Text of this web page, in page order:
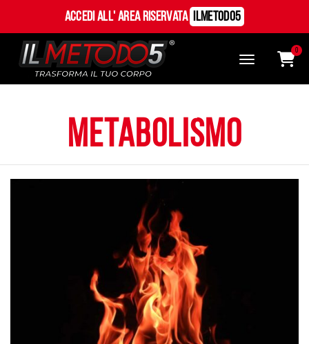
Accedi all' Area Riservata ILMetodo5
0
metabolismo